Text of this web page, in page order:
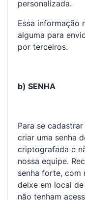
personalizada.
Essa informação
alguma para
por terceiros.
b) SENHA
Para se
criar uma senha
criptografada e
nossa equipe.
senha forte, com
deixe em local
não tenham